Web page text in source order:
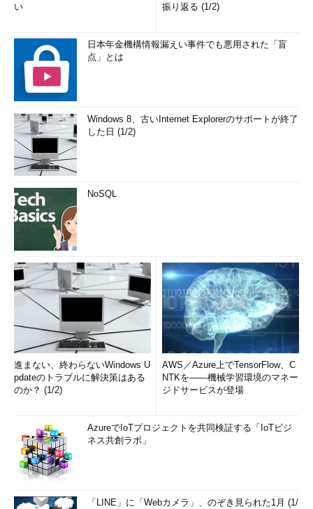
い
振り返る (1/2)
日本年金機構情報漏えい事件でも悪用された「盲
点」とは
Windows 8、古いInternet Explorerのサポートが終了
した日 (1/2)
NoSQL
進まない、終わらないWindows U
pdateのトラブルに解決策はある
のか？ (1/2)
AWS／Azure上でTensorFlow、C
NTKを――機械学習環境のマネー
ジドサービスが登場
AzureでIoTプロジェクトを共同検証する「IoTビジ
ネス共創ラボ」
「LINE」に「Webカメラ」、のぞき見られた1月 (1/